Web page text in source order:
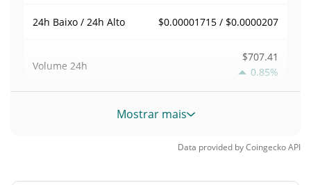
24h Baixo / 24h Alto $0.00001715 / $0.0000207
Volume 24h
$707.41
0.85%
Volume / Limite deMostrar mais
Data provided byCoingeckoAPI